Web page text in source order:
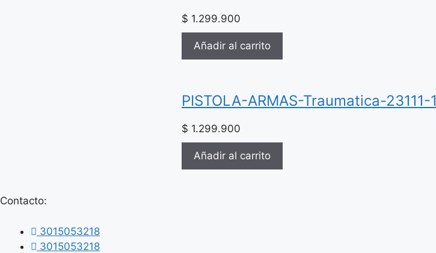
$ 1.299.900
Añadir al carrito
PISTOLA-ARMAS-Traumatica-23111-1
$ 1.299.900
Añadir al carrito
Contacto:
3015053218
3015053218